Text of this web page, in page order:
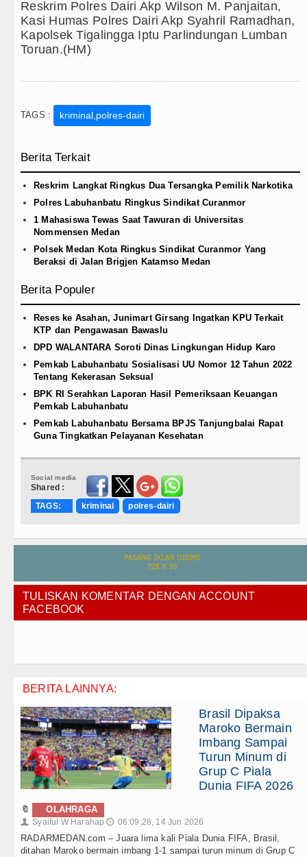
Reskrim Polres Dairi Akp Wilson M. Panjaitan,
Kasi Humas Polres Dairi Akp Syahril Ramadhan,
Kapolsek Tigalingga Iptu Parlindungan Lumban
Toruan.(HM)
TAGS : kriminal,polres-dairi
Berita Terkait
Reskrim Langkat Ringkus Dua Tersangka Pemilik Narkotika
Polres Labuhanbatu Ringkus Sindikat Curanmor
1 Mahasiswa Tewas Saat Tawuran di Universitas
Nommensen Medan
Polsek Medan Kota Ringkus Sindikat Curanmor Yang
Beraksi di Jalan Brigjen Katamso Medan
Berita Populer
Reses ke Asahan, Junimart Girsang Ingatkan KPU Terkait
KTP dan Pengawasan Bawaslu
DPD WALANTARA Soroti Dinas Lingkungan Hidup Karo
Pemkab Labuhanbatu Sosialisasi UU Nomor 12 Tahun 2022
Tentang Kekerasan Seksual
BPK RI Serahkan Laporan Hasil Pemeriksaan Keuangan
Pemkab Labuhanbatu
Pemkab Labuhanbatu Bersama BPJS Tanjungbalai Rapat
Guna Tingkatkan Pelayanan Kesehatan
Social media
Shared :
TAGS:
kriminal polres-dairi
TULISKAN KOMENTAR DENGAN ACCOUNT
FACEBOOK
BERITA LAINNYA:
Brasil Dipaksa
Maroko Bermain
Imbang Sampai
Turun Minum di
Grup C Piala
Dunia FIFA 2026
🔖 OLAHRAGA
👤 Syaiful W Harahap 🕔 06:09:28, 14 Jun 2026
RADARMEDAN.com – Juara lima kali Piala Dunia FIFA, Brasil,
ditahan Maroko bermain imbang 1-1 sampai turun minum di Grup C